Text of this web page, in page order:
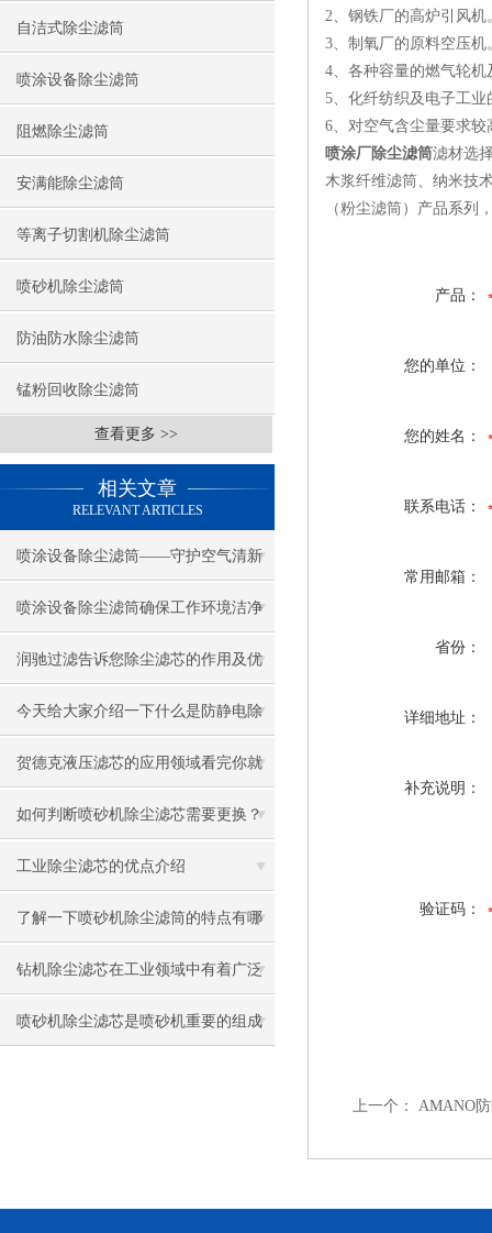
自洁式除尘滤筒
喷涂设备除尘滤筒
阻燃除尘滤筒
安满能除尘滤筒
等离子切割机除尘滤筒
喷砂机除尘滤筒
防油防水除尘滤筒
锰粉回收除尘滤筒
查看更多 >>
相关文章
RELEVANT ARTICLES
喷涂设备除尘滤筒——守护空气清新
的卫士
喷涂设备除尘滤筒确保工作环境洁净
与健康
润驰过滤告诉您除尘滤芯的作用及优
点
今天给大家介绍一下什么是防静电除
尘滤筒
贺德克液压滤芯的应用领域看完你就
知道了
如何判断喷砂机除尘滤芯需要更换？
工业除尘滤芯的优点介绍
了解一下喷砂机除尘滤筒的特点有哪
些吧
钻机除尘滤芯在工业领域中有着广泛
的运用
喷砂机除尘滤芯是喷砂机重要的组成
2、钢铁厂的高炉引风机
3、制氧厂的原料空压机
4、各种容量的燃气轮机
5、化纤纺织及电子工
6、对空气含尘量要求
喷涂厂除尘滤筒滤材选
木浆纤维滤筒、纳米技
（粉尘滤筒）产品系列
产品：
您的单位：
您的姓名：
联系电话：
常用邮箱：
省份：
详细地址：
补充说明：
验证码：
上一个： AMANO